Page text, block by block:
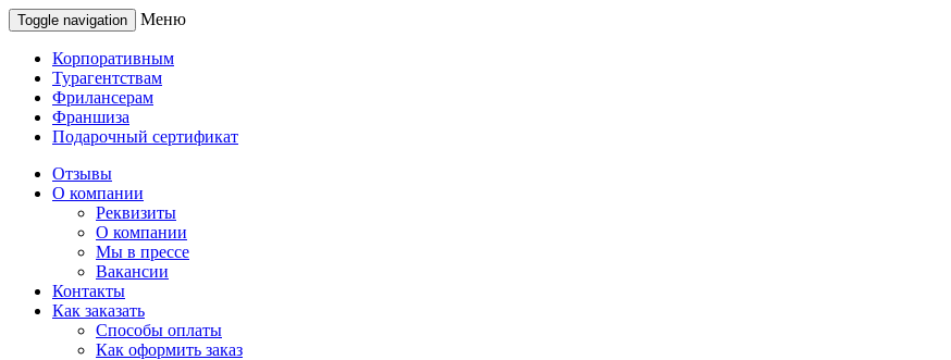
Toggle navigation Меню
Корпоративным
Турагентствам
Фрилансерам
Франшиза
Подарочный сертификат
Отзывы
О компании
Реквизиты
О компании
Мы в прессе
Вакансии
Контакты
Как заказать
Способы оплаты
Как оформить заказ